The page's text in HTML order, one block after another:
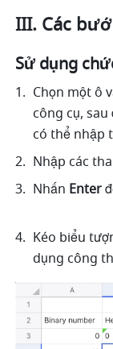
III. Các
Sử dụng
Chọn một ô
công cụ, sau
có thể nhập
Nhập các
Nhấn Enter
Kéo biểu
dụng công